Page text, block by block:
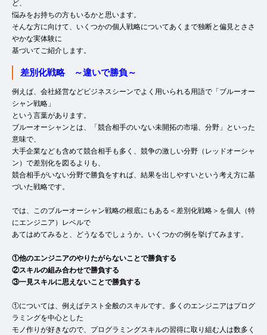
ど、
悩みをお持ちの方もいるかと思います。
そんな方に向けて、いくつかの個人戦略についてあくまで独断と偏見とささ
やかな実体験に
基づいてご紹介します。
差別化戦略 ～違いで勝負～
例えば、会社経営などビジネスシーンでよく用いられる用語で「ブルーオー
シャン戦略」
という言葉があります。
ブルーオーシャンとは、「競合相手のいない未開拓の市場、分野」といった
意味で、
大手企業なども含めて競合相手も多く、競争の激しい分野（レッドオーシャ
ン）で差別化を図るよりも、
競合相手がいない分野で勝負をすれば、結果を出しやすいという考え方に基
づいた戦略です。
では、このブルーオーシャン戦略の根底にもある＜差別化戦略＞を個人（特
にエンジニア）レベルで
あてはめてみると、どうなるでしょうか。いくつかの例を挙げてみます。
①他のエンジニアのやりたがらないことで勝負する
②スキルの組み合わせで勝負する
③一見スキルに思えないことで勝負する
①については、例えばテスト全般のスキルです。多くのエンジニアはプログ
ラミングを中心とした
モノ作りが好きなので、プログラミングスキルの習得に取り組む人は数多く